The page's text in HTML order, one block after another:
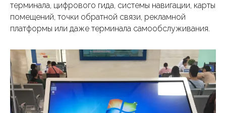
терминала, цифрового гида, системы навигации, карты
помещений, точки обратной связи, рекламной
платформы или даже терминала самообслуживания.